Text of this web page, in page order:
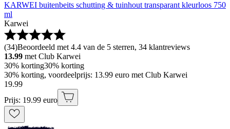
KARWEI buitenbeits schutting & tuinhout transparant kleurloos 750
ml
Karwei
(34)Beoordeeld met 4.4 van de 5 sterren, 34 klantreviews
13.99 met Club Karwei
30% korting30% korting
30% korting, voordeelprijs: 13.99 euro met Club Karwei
19.99
Prijs: 19.99 euro